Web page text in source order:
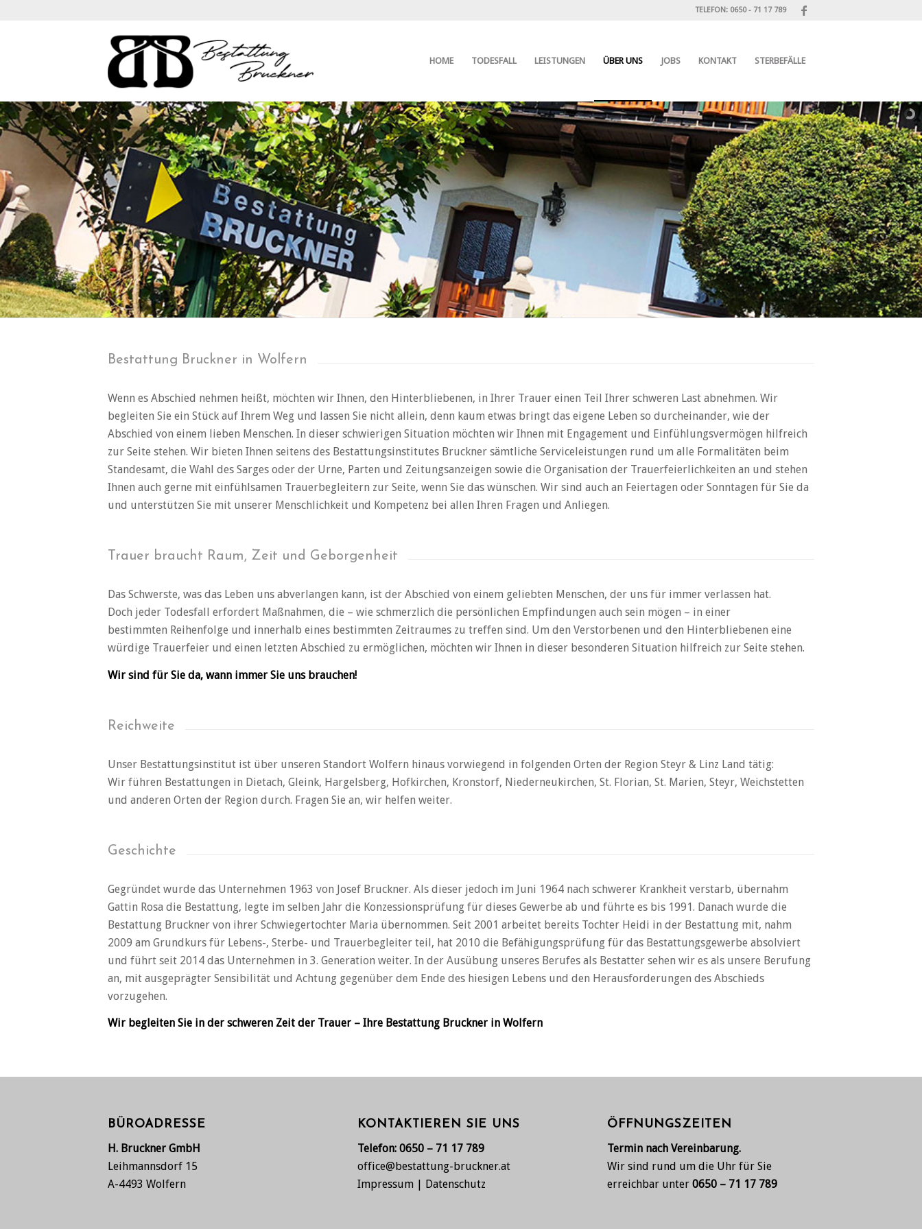
TELEFON: 0650 - 71 17 789
HOME TODESFALL LEISTUNGEN ÜBER UNS JOBS KONTAKT STERBEFÄLLE
Bestattung Bruckner in Wolfern
Wenn es Abschied nehmen heißt, möchten wir Ihnen, den Hinterbliebenen, in Ihrer Trauer einen Teil Ihrer schweren Last abnehmen. Wir
begleiten Sie ein Stück auf Ihrem Weg und lassen Sie nicht allein, denn kaum etwas bringt das eigene Leben so durcheinander, wie der
Abschied von einem lieben Menschen. In dieser schwierigen Situation möchten wir Ihnen mit Engagement und Einfühlungsvermögen hilfreich
zur Seite stehen. Wir bieten Ihnen seitens des Bestattungsinstitutes Bruckner sämtliche Serviceleistungen rund um alle Formalitäten beim
Standesamt, die Wahl des Sarges oder der Urne, Parten und Zeitungsanzeigen sowie die Organisation der Trauerfeierlichkeiten an und stehen
Ihnen auch gerne mit einfühlsamen Trauerbegleitern zur Seite, wenn Sie das wünschen. Wir sind auch an Feiertagen oder Sonntagen für Sie da
und unterstützen Sie mit unserer Menschlichkeit und Kompetenz bei allen Ihren Fragen und Anliegen.
Trauer braucht Raum, Zeit und Geborgenheit
Das Schwerste, was das Leben uns abverlangen kann, ist der Abschied von einem geliebten Menschen, der uns für immer verlassen hat.
Doch jeder Todesfall erfordert Maßnahmen, die – wie schmerzlich die persönlichen Empfindungen auch sein mögen – in einer
bestimmten Reihenfolge und innerhalb eines bestimmten Zeitraumes zu treffen sind. Um den Verstorbenen und den Hinterbliebenen eine
würdige Trauerfeier und einen letzten Abschied zu ermöglichen, möchten wir Ihnen in dieser besonderen Situation hilfreich zur Seite stehen.
Wir sind für Sie da, wann immer Sie uns brauchen!
Reichweite
Unser Bestattungsinstitut ist über unseren Standort Wolfern hinaus vorwiegend in folgenden Orten der Region Steyr & Linz Land tätig:
Wir führen Bestattungen in Dietach, Gleink, Hargelsberg, Hofkirchen, Kronstorf, Niederneukirchen, St. Florian, St. Marien, Steyr, Weichstetten
und anderen Orten der Region durch. Fragen Sie an, wir helfen weiter.
Geschichte
Gegründet wurde das Unternehmen 1963 von Josef Bruckner. Als dieser jedoch im Juni 1964 nach schwerer Krankheit verstarb, übernahm
Gattin Rosa die Bestattung, legte im selben Jahr die Konzessionsprüfung für dieses Gewerbe ab und führte es bis 1991. Danach wurde die
Bestattung Bruckner von ihrer Schwiegertochter Maria übernommen. Seit 2001 arbeitet bereits Tochter Heidi in der Bestattung mit, nahm
2009 am Grundkurs für Lebens-, Sterbe- und Trauerbegleiter teil, hat 2010 die Befähigungsprüfung für das Bestattungsgewerbe absolviert
und führt seit 2014 das Unternehmen in 3. Generation weiter. In der Ausübung unseres Berufes als Bestatter sehen wir es als unsere Berufung
an, mit ausgeprägter Sensibilität und Achtung gegenüber dem Ende des hiesigen Lebens und den Herausforderungen des Abschieds
vorzugehen.
Wir begleiten Sie in der schweren Zeit der Trauer – Ihre Bestattung Bruckner in Wolfern
BÜROADRESSE
H. Bruckner GmbH
Leihmannsdorf 15
A-4493 Wolfern
KONTAKTIEREN SIE UNS
Telefon: 0650 – 71 17 789
office@bestattung-bruckner.at
Impressum| Datenschutz
ÖFFNUNGSZEITEN
Termin nach Vereinbarung.
Wir sind rund um die Uhr für Sie
erreichbar unter 0650 – 71 17 789